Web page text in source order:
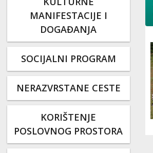
MANIFESTACIJE I
DOGAĐANJA
SOCIJALNI PROGRAM
NERAZVRSTANE CESTE
KORIŠTENJE
POSLOVNOG PROSTORA